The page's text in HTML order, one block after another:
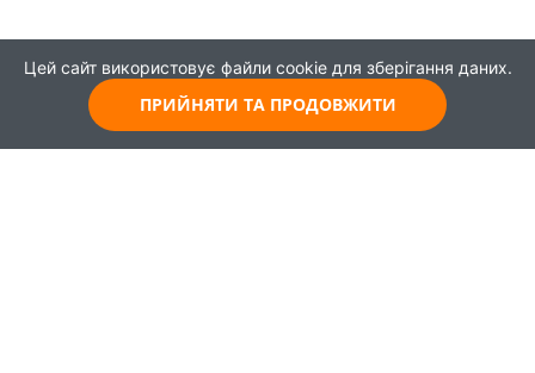
Цей сайт використовує файли cookie для зберігання даних.
ПРИЙНЯТИ ТА ПРОДОВЖИТИ